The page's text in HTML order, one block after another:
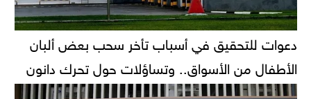
دعوات للتحقيق في أسباب تأخر سحب بعض ألبان
الأطفال من الأسواق.. وتساؤلات حول تحرك دانون